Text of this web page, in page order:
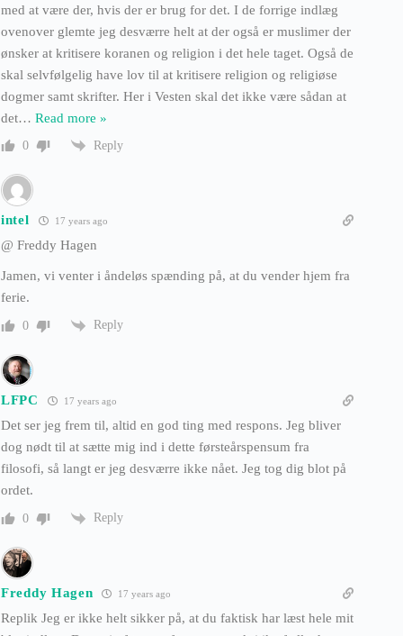
med at være der, hvis der er brug for det. I de forrige indlæg
ovenover glemte jeg desværre helt at der også er muslimer der
ønsker at kritisere koranen og religion i det hele taget. Også de
skal selvfølgelig have lov til at kritisere religion og religiøse
dogmer samt skrifter. Her i Vesten skal det ikke være sådan at
det… Read more »
0 Reply
intel 17 years ago
@ Freddy Hagen
Jamen, vi venter i åndeløs spænding på, at du vender hjem fra
ferie.
0 Reply
LFPC 17 years ago
Det ser jeg frem til, altid en god ting med respons. Jeg bliver
dog nødt til at sætte mig ind i dette førsteårspensum fra
filosofi, så langt er jeg desværre ikke nået. Jeg tog dig blot på
ordet.
0 Reply
Freddy Hagen 17 years ago
Replik Jeg er ikke helt sikker på, at du faktisk har læst hele mit